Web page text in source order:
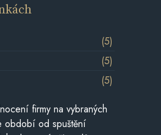
(5)
(5)
(5)
firmy na vybraných
období od spuštění